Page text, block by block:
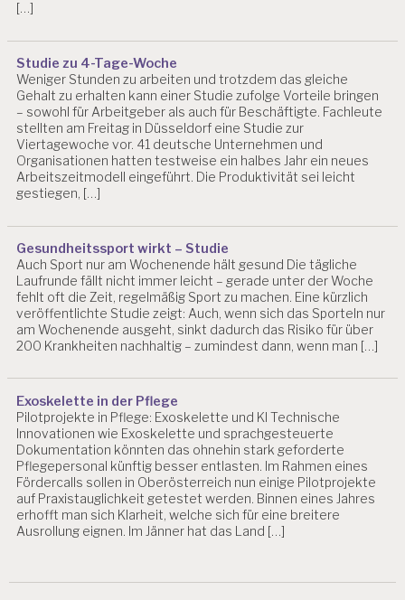
[…]
Studie zu 4-Tage-Woche
Weniger Stunden zu arbeiten und trotzdem das gleiche
Gehalt zu erhalten kann einer Studie zufolge Vorteile bringen
– sowohl für Arbeitgeber als auch für Beschäftigte. Fachleute
stellten am Freitag in Düsseldorf eine Studie zur
Viertagewoche vor. 41 deutsche Unternehmen und
Organisationen hatten testweise ein halbes Jahr ein neues
Arbeitszeitmodell eingeführt. Die Produktivität sei leicht
gestiegen, […]
Gesundheitssport wirkt – Studie
Auch Sport nur am Wochenende hält gesund Die tägliche
Laufrunde fällt nicht immer leicht – gerade unter der Woche
fehlt oft die Zeit, regelmäßig Sport zu machen. Eine kürzlich
veröffentlichte Studie zeigt: Auch, wenn sich das Sporteln nur
am Wochenende ausgeht, sinkt dadurch das Risiko für über
200 Krankheiten nachhaltig – zumindest dann, wenn man […]
Exoskelette in der Pflege
Pilotprojekte in Pflege: Exoskelette und KI Technische
Innovationen wie Exoskelette und sprachgesteuerte
Dokumentation könnten das ohnehin stark geforderte
Pflegepersonal künftig besser entlasten. Im Rahmen eines
Fördercalls sollen in Oberösterreich nun einige Pilotprojekte
auf Praxistauglichkeit getestet werden. Binnen eines Jahres
erhofft man sich Klarheit, welche sich für eine breitere
Ausrollung eignen. Im Jänner hat das Land […]